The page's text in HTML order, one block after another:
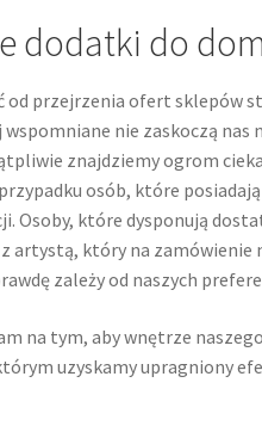
dodatki do
od przejrzenia ofert sklepów
wspomniane nie zaskoczą
znajdziemy ogrom
osób, które
Osoby, które dysponują
z artystą, który na
zależy od naszych
na tym, aby wnętrze
uzyskamy upragniony